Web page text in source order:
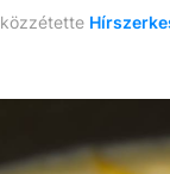
közzétette